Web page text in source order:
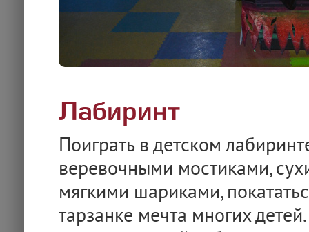
Лабиринт
Поиграть в детском
веревочными мостиками,
мягкими шариками,
тарзанке мечта многих